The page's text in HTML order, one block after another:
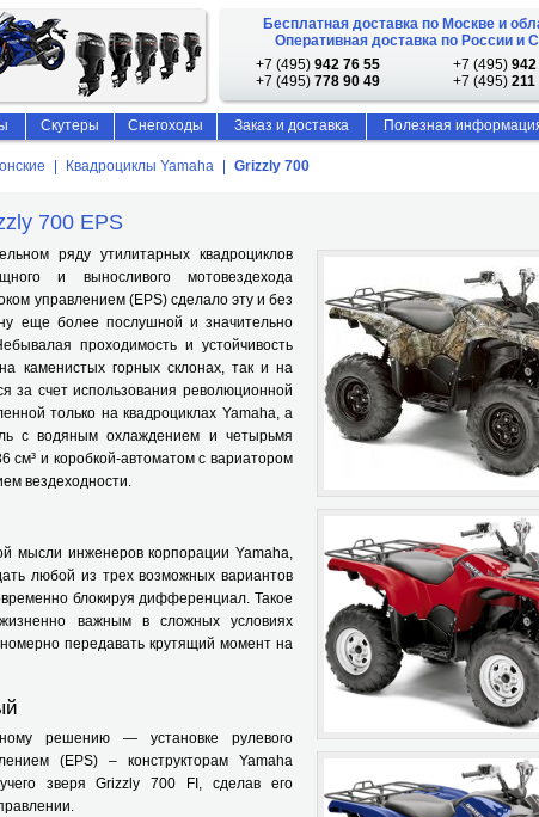
Квадроциклы Yamaha Grizzly 700
700 EPS
ряду утилитарных квадроциклов
и выносливого мотовездехода
управлением (EPS) сделало эту и без
еще более послушной и значительно
проходимость и устойчивость
каменистых горных склонах, так и на
за счет использования революционной
только на квадроциклах Yamaha, а
с водяным охлаждением и четырьмя
и коробкой-автоматом с вариатором
вездеходности.
мысли инженеров корпорации Yamaha,
любой из трех возможных вариантов
блокируя дифференциал. Такое
важным в сложных условиях
передавать крутящий момент на
решению — установке рулевого
(EPS) – конструкторам Yamaha
зверя Grizzly 700 FI, сделав его
Бесплатная доставка по Москве и
Оперативная доставка по России и
+7 (495) 942 76 55 +7 (495) 942
+7 (495) 778 90 49 +7 (495) 211
Скутеры Снегоходы Заказ и доставка Полезная